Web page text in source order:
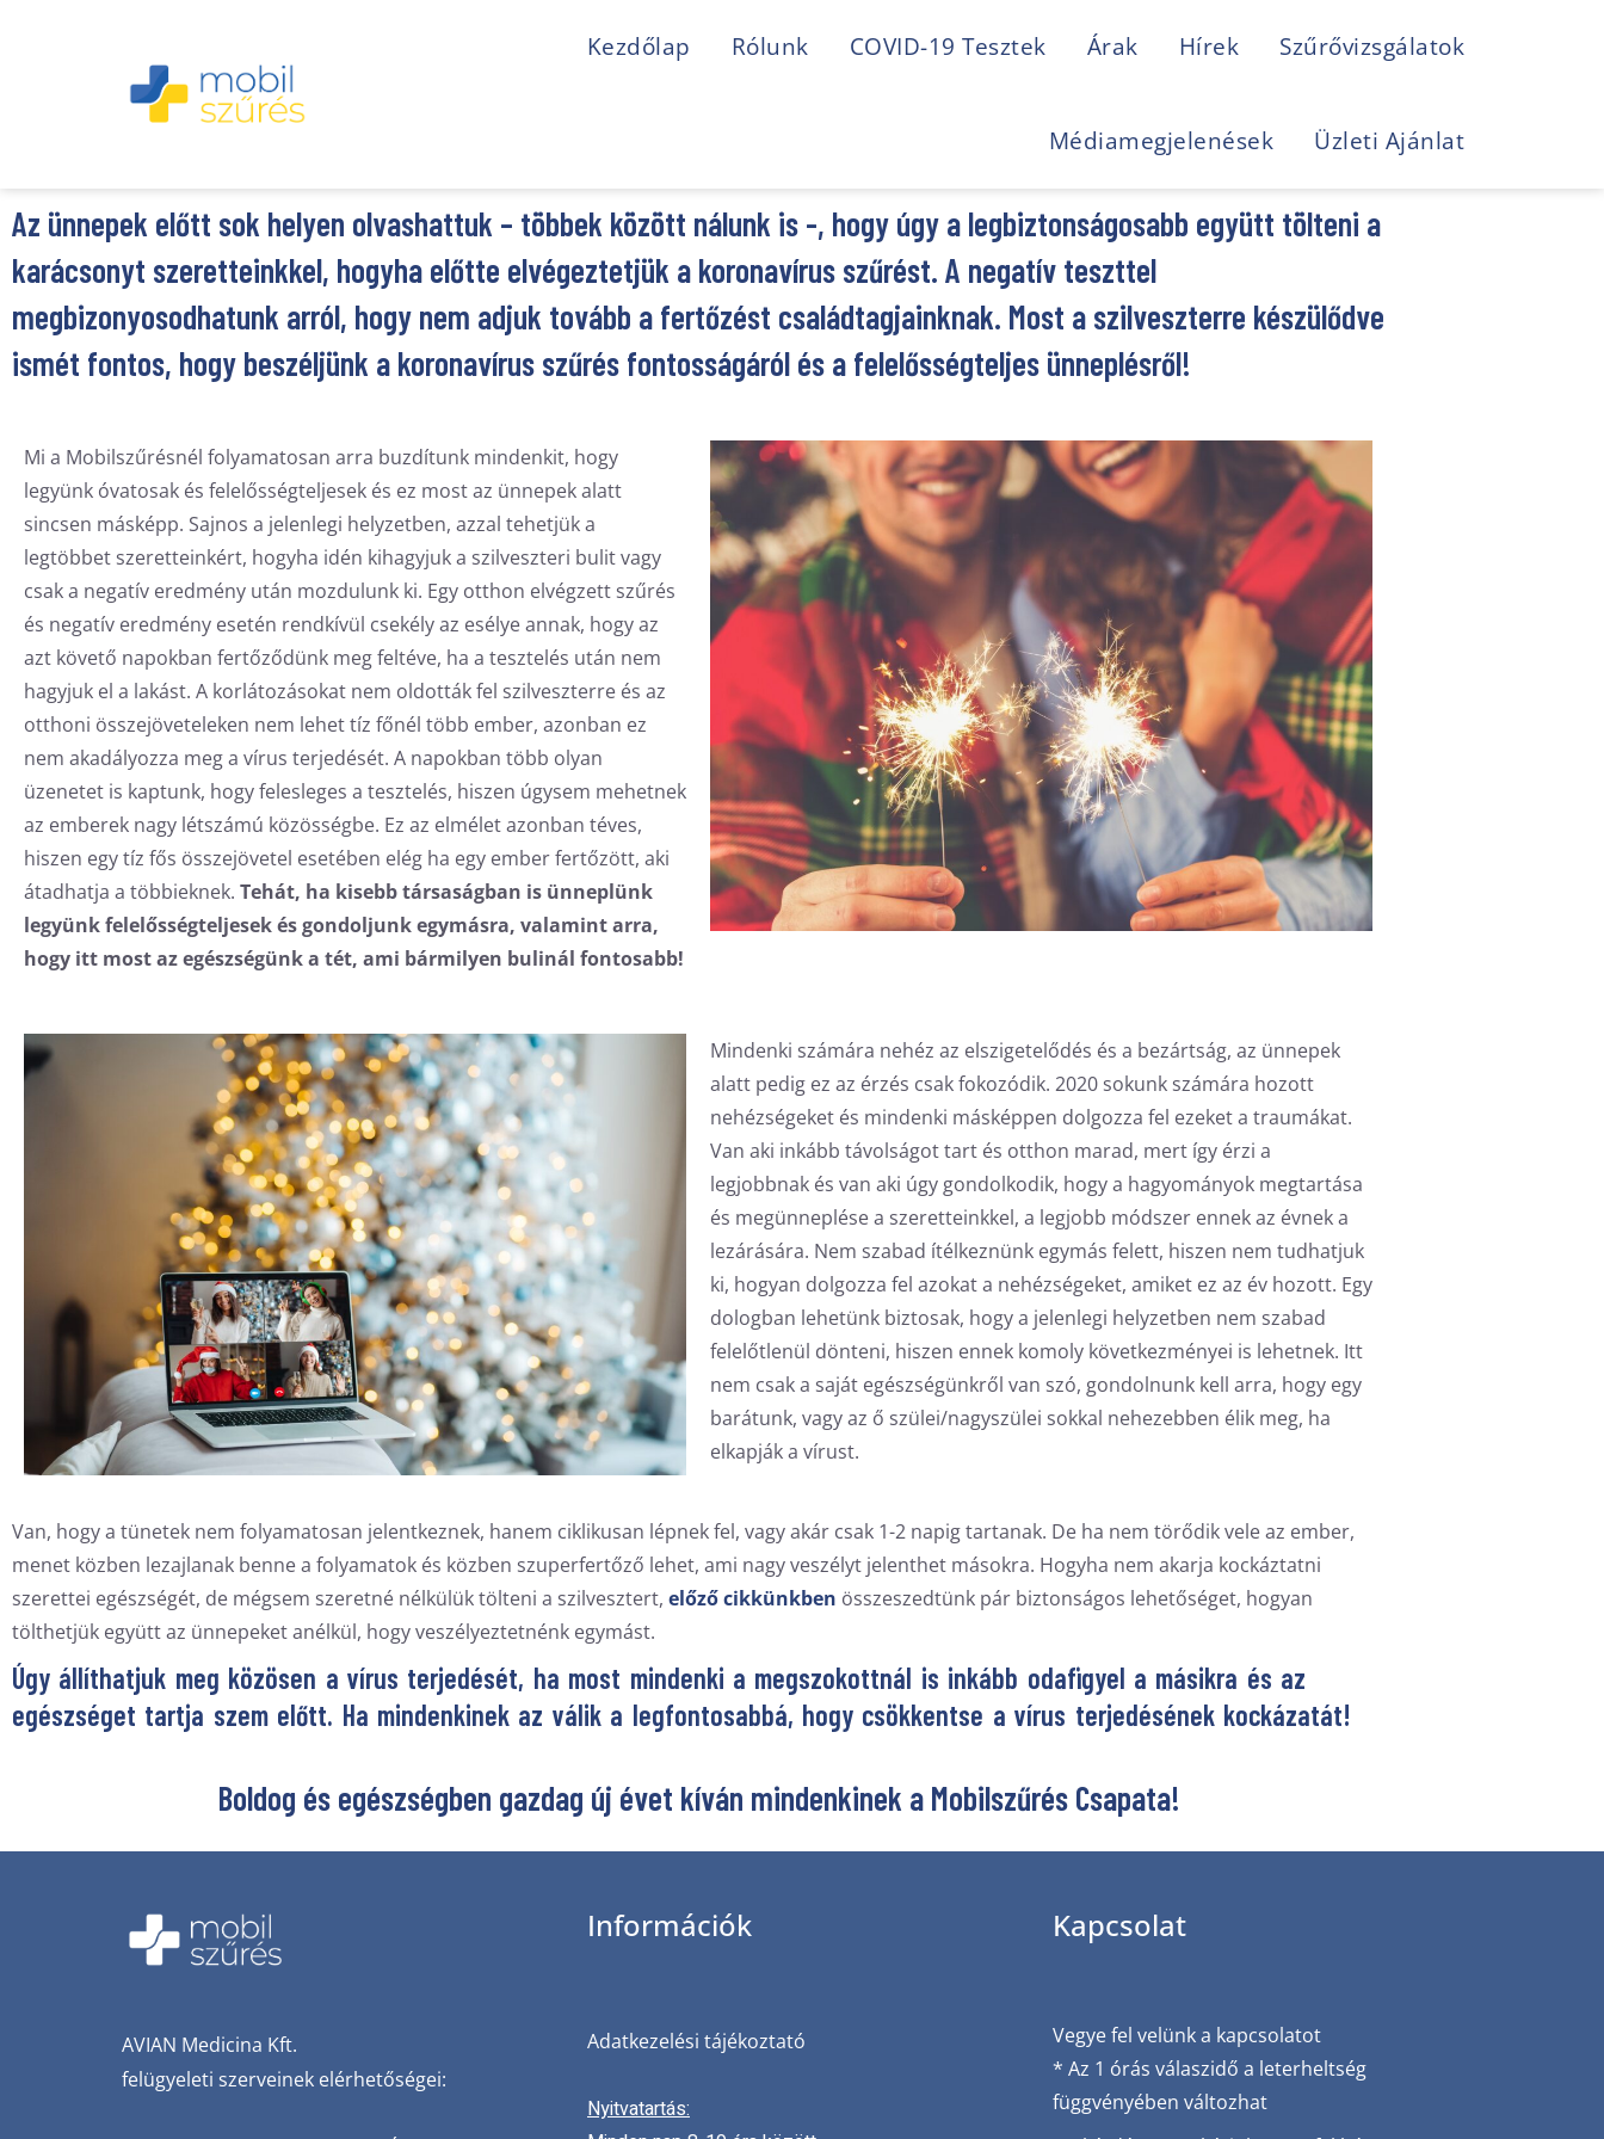
Kezdőlap Rólunk COVID-19 Tesztek Árak Hírek Szűrővizsgálatok
Médiamegjelenések Üzleti Ajánlat
Az ünnepek előtt sok helyen olvashattuk – többek között nálunk is -, hogy úgy a legbiztonságosabb együtt tölteni a
karácsonyt szeretteinkkel, hogyha előtte elvégeztetjük a koronavírus szűrést. A negatív teszttel
megbizonyosodhatunk arról, hogy nem adjuk tovább a fertőzést családtagjainknak. Most a szilveszterre készülődve
ismét fontos, hogy beszéljünk a koronavírus szűrés fontosságáról és a felelősségteljes ünneplésről!
Mi a Mobilszűrésnél folyamatosan arra buzdítunk mindenkit, hogy
legyünk óvatosak és felelősségteljesek és ez most az ünnepek alatt
sincsen másképp. Sajnos a jelenlegi helyzetben, azzal tehetjük a
legtöbbet szeretteinkért, hogyha idén kihagyjuk a szilveszteri bulit vagy
csak a negatív eredmény után mozdulunk ki. Egy otthon elvégzett szűrés
és negatív eredmény esetén rendkívül csekély az esélye annak, hogy az
azt követő napokban fertőződünk meg feltéve, ha a tesztelés után nem
hagyjuk el a lakást. A korlátozásokat nem oldották fel szilveszterre és az
otthoni összejöveteleken nem lehet tíz főnél több ember, azonban ez
nem akadályozza meg a vírus terjedését. A napokban több olyan
üzenetet is kaptunk, hogy felesleges a tesztelés, hiszen úgysem mehetnek
az emberek nagy létszámú közösségbe. Ez az elmélet azonban téves,
hiszen egy tíz fős összejövetel esetében elég ha egy ember fertőzött, aki
átadhatja a többieknek. Tehát, ha kisebb társaságban is ünneplünk
legyünk felelősségteljesek és gondoljunk egymásra, valamint arra,
hogy itt most az egészségünk a tét, ami bármilyen bulinál fontosabb!
Mindenki számára nehéz az elszigetelődés és a bezártság, az ünnepek
alatt pedig ez az érzés csak fokozódik. 2020 sokunk számára hozott
nehézségeket és mindenki másképpen dolgozza fel ezeket a traumákat.
Van aki inkább távolságot tart és otthon marad, mert így érzi a
legjobbnak és van aki úgy gondolkodik, hogy a hagyományok megtartása
és megünneplése a szeretteinkkel, a legjobb módszer ennek az évnek a
lezárására. Nem szabad ítélkeznünk egymás felett, hiszen nem tudhatjuk
ki, hogyan dolgozza fel azokat a nehézségeket, amiket ez az év hozott. Egy
dologban lehetünk biztosak, hogy a jelenlegi helyzetben nem szabad
felelőtlenül dönteni, hiszen ennek komoly következményei is lehetnek. Itt
nem csak a saját egészségünkről van szó, gondolnunk kell arra, hogy egy
barátunk, vagy az ő szülei/nagyszülei sokkal nehezebben élik meg, ha
elkapják a vírust.
Van, hogy a tünetek nem folyamatosan jelentkeznek, hanem ciklikusan lépnek fel, vagy akár csak 1-2 napig tartanak. De ha nem törődik vele az ember,
menet közben lezajlanak benne a folyamatok és közben szuperfertőző lehet, ami nagy veszélyt jelenthet másokra. Hogyha nem akarja kockáztatni
szerettei egészségét, de mégsem szeretné nélkülük tölteni a szilvesztert, előző cikkünkben összeszedtünk pár biztonságos lehetőséget, hogyan
tölthetjük együtt az ünnepeket anélkül, hogy veszélyeztetnénk egymást.
Úgy állíthatjuk meg közösen a vírus terjedését, ha most mindenki a megszokottnál is inkább odafigyel a másikra és az
egészséget tartja szem előtt. Ha mindenkinek az válik a legfontosabbá, hogy csökkentse a vírus terjedésének kockázatát!
Boldog és egészségben gazdag új évet kíván mindenkinek a Mobilszűrés Csapata!
AVIAN‌ ‌Medicina‌ ‌Kft.‌
‌felügyeleti‌ ‌szerveinek‌ ‌elérhetőségei:‌
Információk
Adatkezelési tájékoztató
Nyitvatartás:
Kapcsolat
Vegye fel velünk a kapcsolatot
* Az 1 órás válaszidő a leterheltség
függvényében változhat